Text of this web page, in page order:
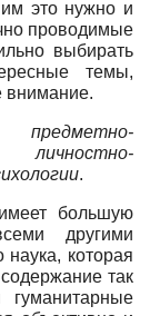
это нужно и
проводимые
выбирать
темы,
внимание.
.
большую
другими
которая
так